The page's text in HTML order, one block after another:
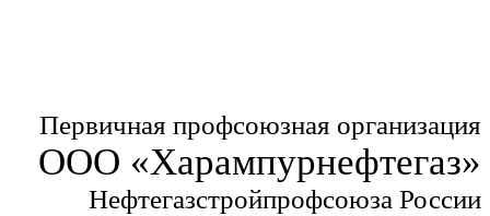
Первичная профсоюзная организация
ООО «Харампурнефтегаз»
Нефтегазстройпрофсоюза России